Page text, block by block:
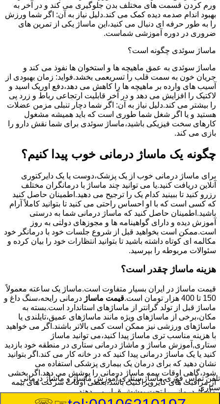
ورم کردن قسمت های مختلف بدن جلوگیری می کند و در آخر به
بهبود اندام صدمه دیده کمک می کند.دلیل نیاز به آن: اگر شما ورزش
را به طور حرفه ای دنبال می کنید،این ماساژ یکی از تمرین های
ضروری در دوره آموزشی شماست.
ماساژ سوئدی چگونه است؟
ماساژ سوئدی به عمق ماهیچه ها و استخوان ها نفوذ می کند و
جریان خون به سمت قلب را تسریعمی بخشد.فواید: زمان بهبودی از
آسیب های وارده بر ماهیچه ها را کاهش می دهد،دفع اوریک اسید و
لاکتیک را افزایش می دهد و در آخر قابلیت ارتجاعی رباط و زرد پی
را بیشتر می کند.دلیل نیاز به آن: اگر شما دچار تنبلی مزمن عضلات
هستید و یا اگر شغل شما طوری است که باید همیشه مشغول
کارهای سخت فیزیکی باشید،ماساژ سوئدی برای شما نقش دارو را
بازی می کند.
چگونه یک ماساژ درمانی خوب پیدا کنیم؟
برای ماساژ درمانی خوب از یک پزشک،دوست یا یک دایرکتوری
آنلاین دریافت کنید.یا می توانید چند ماساژ با درمانگران مختلف
رزرو کنید تا ببینید کدام یک را ترجیح می دهید.اطمینان حاصل کنید
که کسی است که با او احساس راحتی می کنید تا بتوانید کاملاً آرام
باشید.اطمینان حاصل کنید که ماساژ درمانی شما به درستی
آموزش دیده و دارای گواهینامه ها و مجوزهای دولتی به روز
است.ممکن است بخواهید قبل از شروع جلسات خود با درمانگر خود
مکالمه ای کوتاه داشته باشید تا بتوانید انتظارات خود را بیان کرده و
سئوالات مربوطه را بپرسید.
هزینه ماساژ چقدر است؟
قیمت ماساژ در ایران بسیار متفاوت است.ماساژ یک ساعته معمولاً
150 تا 400 هزار تومان است.
قیمت ماساژ درمانی رایحه،سنگ داغ و
ماساژ قبل از تولد گرانتر از ماساژهای استاندارد است.بسته به
مکان،برخی از ماساژهای ویژه مانند ماساژهای عمیق،تایلندی یا
ماساژهای ورزشی نیز ممکن است کمی بالاتر باشند.اگر می خواهید
با هزینه مناسب تری ماساژ پیدا کنید،می توانید ماساژ
ستاری,آموزش ماساژ و ماشاژ درمانی ستاری در منطقه خود بازدید
کنید یا یک ماساژ درمانی پیدا کنید که در خانه کار می کند.اگر بتوانید
نشان دهید که برای درمان یک بیماری پزشکی استفاده می
شود،گاهی اوقات بیمه ماساژ درمانی را پوشش می دهد.اگر بخشی
از مراقبت های کایروپراکتیک باشد،بعضی اوقات شرکت های بیمه
ماساژ درمانی را تحت پوشش قرار می دهند.
تلفن تماس فوریماساژ ستاری,آموزش ماساژ و ماشاژ درمانی
ستاری